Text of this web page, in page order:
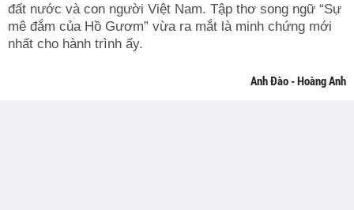
đất nước và con người Việt Nam. Tập thơ song ngữ “Sự
mê đắm của Hồ Gươm” vừa ra mắt là minh chứng mới
nhất cho hành trình ấy.
Anh Đào - Hoàng Anh